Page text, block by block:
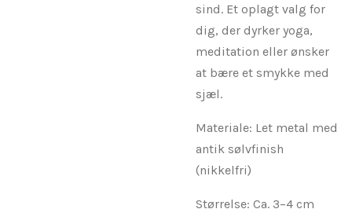
sind. Et oplagt valg for
dig, der dyrker yoga,
meditation eller ønsker
at bære et smykke med
sjæl.
Materiale: Let metal med
antik sølvfinish
(nikkelfri)
Størrelse: Ca. 3–4 cm